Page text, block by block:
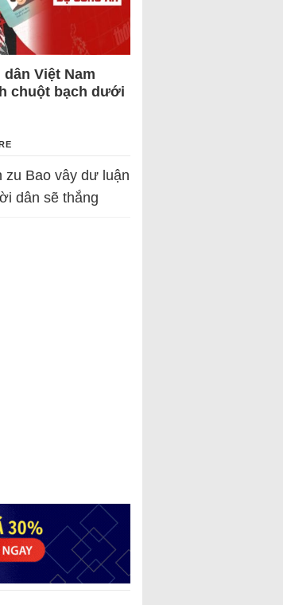
Việt Nam
chuột bạch dưới
zu Bao vây dư luận
dân sẽ thắng